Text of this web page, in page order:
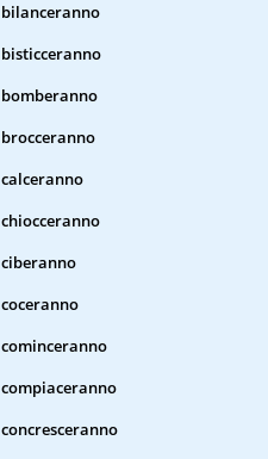
bilanceranno
bisticceranno
bomberanno
brocceranno
calceranno
chiocceranno
ciberanno
coceranno
cominceranno
compiaceranno
concresceranno